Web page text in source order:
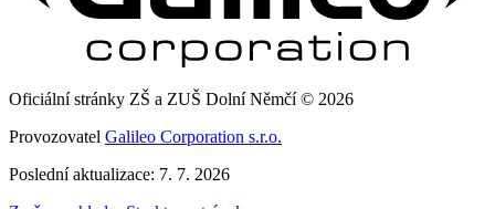
Oficiální stránky ZŠ a ZUŠ Dolní Němčí © 2026
Provozovatel Galileo Corporation s.r.o.
Poslední aktualizace: 7. 7. 2026